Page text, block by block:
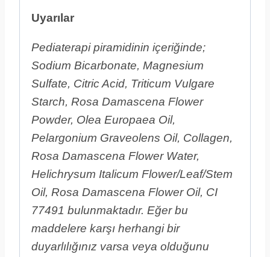
Uyarılar
Pediaterapi piramidinin içeriğinde;
Sodium Bicarbonate, Magnesium
Sulfate, Citric Acid, Triticum Vulgare
Starch, Rosa Damascena Flower
Powder, Olea Europaea Oil,
Pelargonium Graveolens Oil, Collagen,
Rosa Damascena Flower Water,
Helichrysum Italicum Flower/Leaf/Stem
Oil, Rosa Damascena Flower Oil, CI
77491 bulunmaktadır. Eğer bu
maddelere karşı herhangi bir
duyarlılığınız varsa veya olduğunu